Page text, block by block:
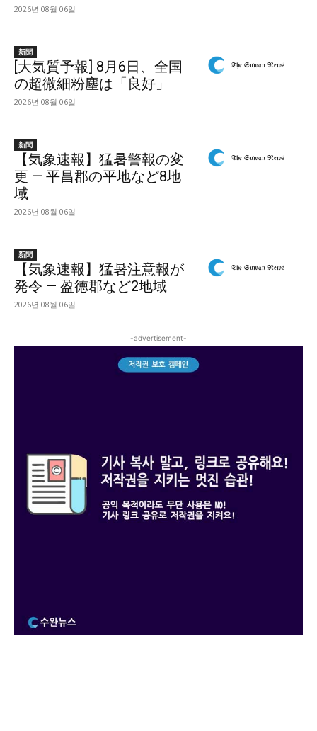
2026년 08월 06일
新聞
[大気質予報] 8月6日、全国
の超微細粉塵は「良好」
2026년 08월 06일
新聞
【気象速報】猛暑警報の変
更 — 平昌郡の平地など8地
域
2026년 08월 06일
新聞
【気象速報】猛暑注意報が
発令 — 盈徳郡など2地域
2026년 08월 06일
-advertisement-